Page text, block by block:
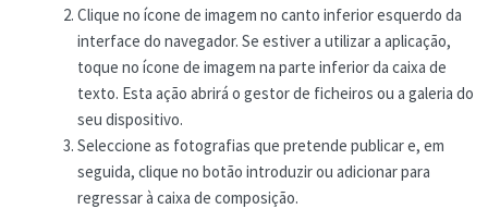
Clique no ícone de imagem no canto inferior esquerdo da
interface do navegador. Se estiver a utilizar a aplicação,
toque no ícone de imagem na parte inferior da caixa de
texto. Esta ação abrirá o gestor de ficheiros ou a galeria do
seu dispositivo.
Seleccione as fotografias que pretende publicar e, em
seguida, clique no botão introduzir ou adicionar para
regressar à caixa de composição.